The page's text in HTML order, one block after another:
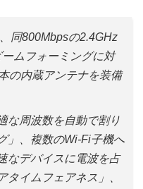
同800Mbpsの2.4GHz
ムフォーミングに対
の内蔵アンテナを装備
な周波数を自動で割り
」、複数のWi-Fi子機へ
なデバイスに電波を占
タイムフェアネス」、